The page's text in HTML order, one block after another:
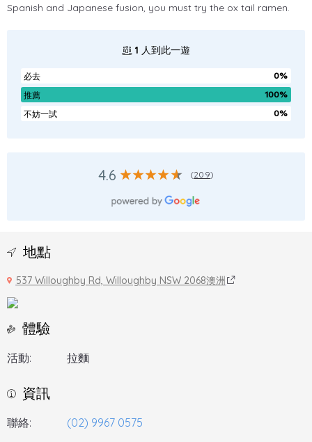
Spanish and Japanese fusion, you must try the ox tail ramen.
1 人到此一遊
必去
0%
推薦
100%
不妨一試
0%
4.6 (209)
地點
537 Willoughby Rd, Willoughby NSW 2068澳洲
體驗
活動: 拉麵
資訊
聯絡: (02) 9967 0575